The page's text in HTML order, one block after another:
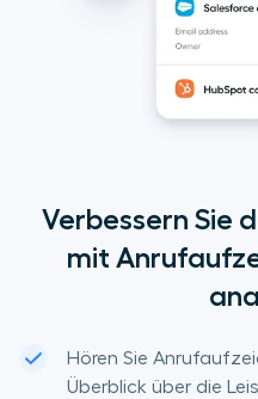
Verbessern Sie
mit
Hören Sie
Überblick über die